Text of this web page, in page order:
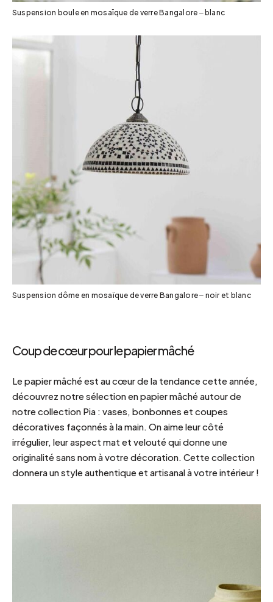
Suspension boule en mosaïque de verre Bangalore – blanc
Suspension dôme en mosaïque de verre Bangalore – noir et blanc
Coup de cœur pour le papier mâché
Le papier mâché est au cœur de la tendance cette année,
découvrez notre sélection en papier mâché autour de
notre collection Pia : vases, bonbonnes et coupes
décoratives façonnés à la main. On aime leur côté
irrégulier, leur aspect mat et velouté qui donne une
originalité sans nom à votre décoration. Cette collection
donnera un style authentique et artisanal à votre intérieur !